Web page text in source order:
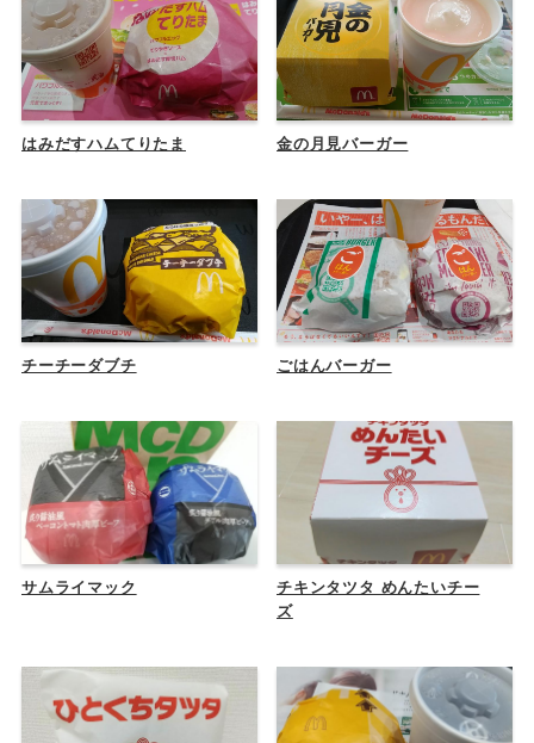
はみだすハムてりたま 金の月見バーガー
チーチーダブチ ごはんバーガー
サムライマック
チキンタツタ めんたいチー
ズ